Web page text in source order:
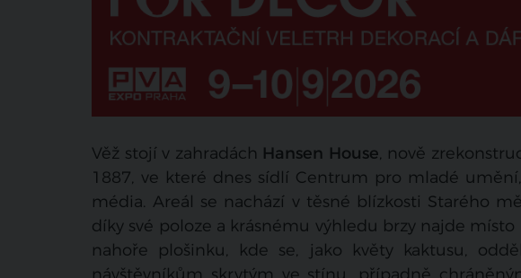
Věž stojí v zahradách Hansen House, nově
1887, ve které dnes sídlí Centrum pro mladé
média. Areál se nachází v těsné blízkosti Starého
díky své poloze a krásnému výhledu brzy najde
nahoře plošinku, kde se, jako květy kaktusu,